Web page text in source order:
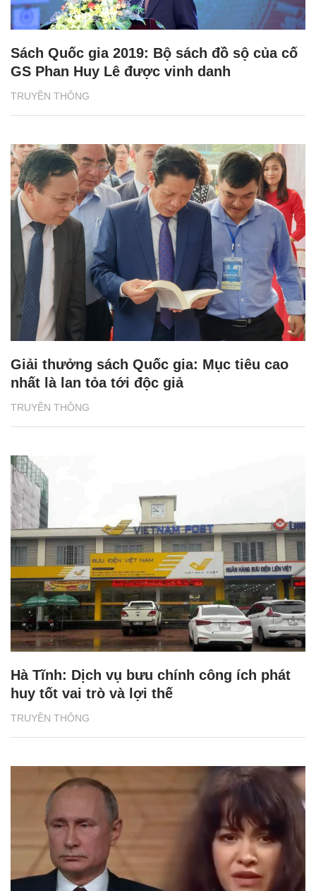
TRUYỀN THÔNG
Sách Quốc gia 2019: Bộ sách đồ sộ của cố
GS Phan Huy Lê được vinh danh
TRUYỀN THÔNG
Giải thưởng sách Quốc gia: Mục tiêu cao
nhất là lan tỏa tới độc giả
TRUYỀN THÔNG
Hà Tĩnh: Dịch vụ bưu chính công ích phát
huy tốt vai trò và lợi thế